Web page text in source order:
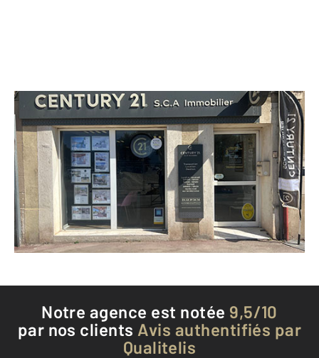
CENTURY 21 S.C.A Immobilier
46 rue Jean Jaurès
TRETS - 13530
Envoyer un message
Téléphoner à l'agence
Notre agence est notée 9,5/10
par nos clients Avis authentifiés par
Qualitelis